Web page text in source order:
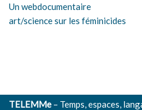
Un webdocumentaire
art/science sur les féminicides
TELEMMe – Temps, espaces,